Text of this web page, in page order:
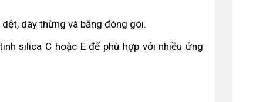
dây thừng và băng đóng gói.
silica C hoặc E để phù hợp với nhiều ứng